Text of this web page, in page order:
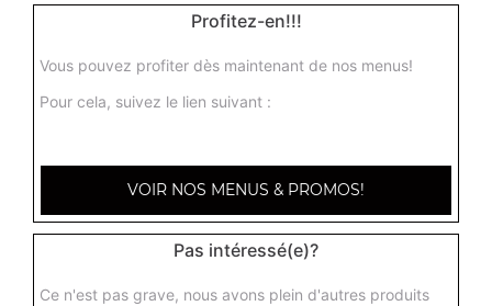
Avec frites
Sticks mozzarella x6
8.50€
Cocktail de tapas x10
Profitez-en!!!
Vous pouvez profiter dès maintenant de nos menus!
Pour cela, suivez le lien suivant :
VOIR NOS MENUS & PROMOS!
Pas intéressé(e)?
Ce n'est pas grave, nous avons plein d'autres produits